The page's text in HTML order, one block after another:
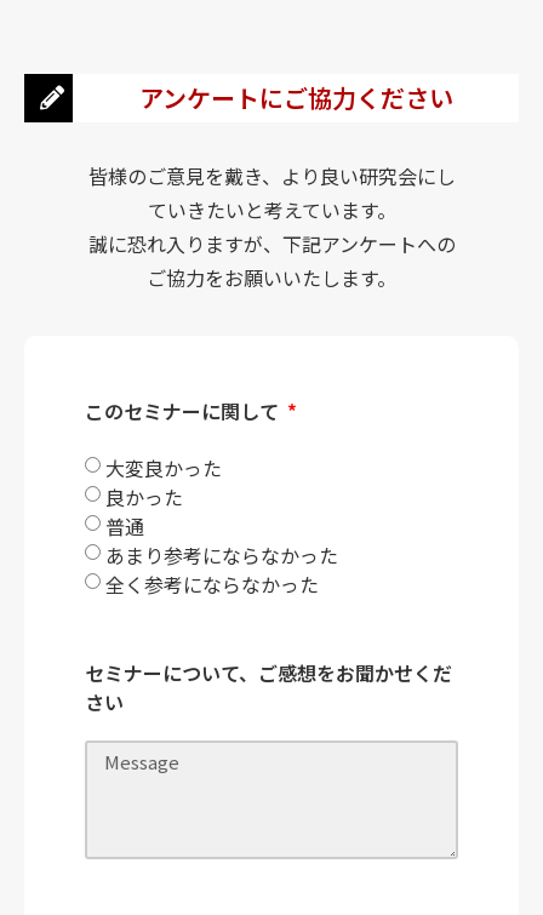
アンケートにご協力ください
皆様のご意見を戴き、より良い研究会にし
ていきたいと考えています。
誠に恐れ入りますが、下記アンケートへの
ご協力をお願いいたします。
このセミナーに関して
大変良かった
良かった
普通
あまり参考にならなかった
全く参考にならなかった
セミナーについて、ご感想をお聞かせくだ
さい